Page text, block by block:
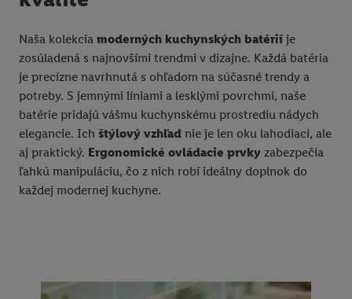
Naša kolekcia moderných kuchynských batérií je
zosúladená s najnovšími trendmi v dizajne. Každá batéria
je precízne navrhnutá s ohľadom na súčasné trendy a
potreby. S jemnými líniami a lesklými povrchmi, naše
batérie pridajú vášmu kuchynskému prostrediu nádych
elegancie. Ich štýlový vzhľad nie je len oku lahodiaci, ale
aj praktický. Ergonomické ovládacie prvky zabezpečia
ľahkú manipuláciu, čo z nich robí ideálny doplnok do
každej modernej kuchyne.